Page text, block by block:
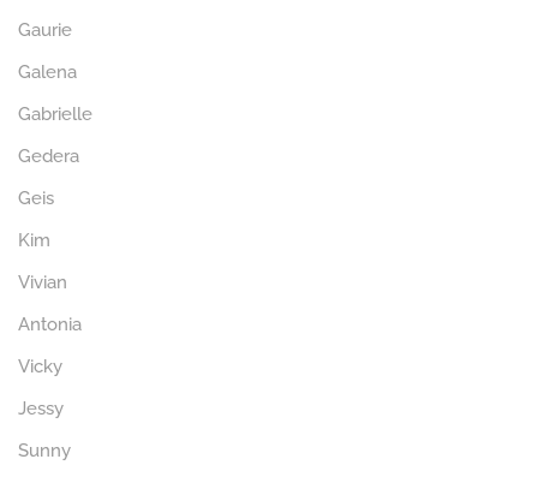
Gaurie
Galena
Gabrielle
Gedera
Geis
Kim
Vivian
Antonia
Vicky
Jessy
Sunny